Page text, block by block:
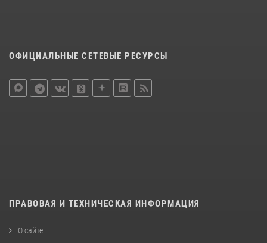
ОФИЦИАЛЬНЫЕ СЕТЕВЫЕ РЕСУРСЫ
ПРАВОВАЯ И ТЕХНИЧЕСКАЯ ИНФОРМАЦИЯ
О сайте